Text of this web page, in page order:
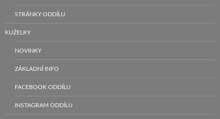
STRÁNKY ODDÍLU
KUŽELKY
NOVINKY
ZÁKLADNÍ INFO
FACEBOOK ODDÍLU
INSTAGRAM ODDÍLU